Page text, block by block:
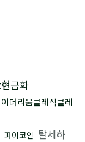
금화
이더리움클레식클레
파이코인 탈세하